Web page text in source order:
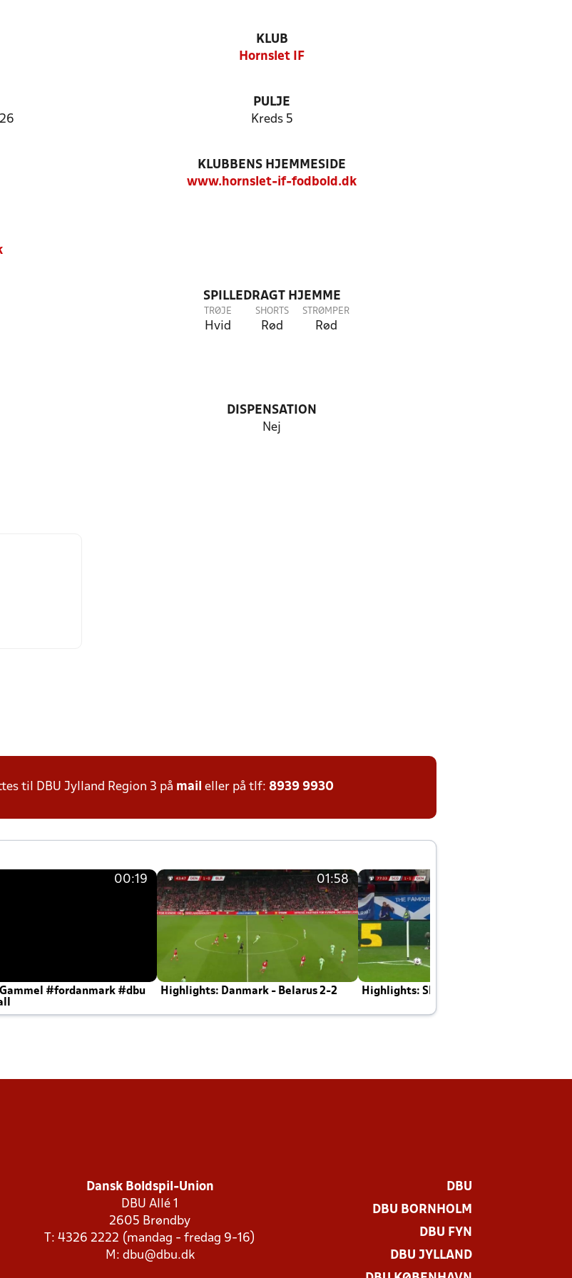
KLUB
Hornslet IF
PULJE
Kreds 5
KLUBBENS HJEMMESIDE
www.hornslet-if-fodbold.dk
SPILLEDRAGT HJEMME
TRØJE
Hvid
SHORTS
Rød
STRØMPER
Rød
DISPENSATION
Nej
til DBU Jylland Region 3 på mail eller på tlf: 8939 9930
00:19
Gammel #fordanmark #dbu
01:58
Highlights: Danmark - Belarus 2-2 Highlights: Skotland - Danmark 4-2
Dansk Boldspil-Union
DBU Allé 1
2605 Brøndby
T: 4326 2222 (mandag - fredag 9-16)
M: dbu@dbu.dk
DBU
DBU BORNHOLM
DBU FYN
DBU JYLLAND